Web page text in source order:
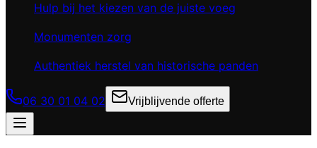
Hulp bij het kiezen van de juiste voeg
Monumenten zorg
Authentiek herstel van historische panden
06 30 01 04 02 Vrijblijvende offerte